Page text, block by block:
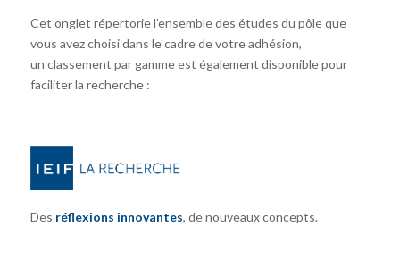
Cet onglet répertorie l’ensemble des études du pôle que
vous avez choisi dans le cadre de votre adhésion,
un classement par gamme est également disponible pour
faciliter la recherche :
Des réflexions innovantes, de nouveaux concepts.